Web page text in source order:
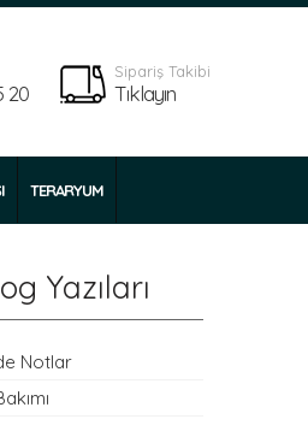
20
Sipariş Takibi
Tıklayın
TERARYUM
Yazıları
Notlar